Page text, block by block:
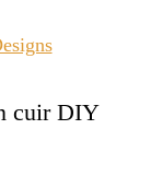
cuir DIY